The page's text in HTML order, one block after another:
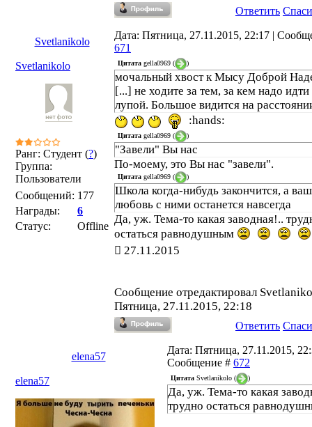
Ответить
Svetlanikolo
Дата: Пятница, 27.11.2015, 22:17 |
671
Svetlanikolo
Ранг: Студент (?)
Группа:
Пользователи
Сообщений: 177
Награды:
6
Статус:
Offline
Цитата gella0969 ( )
мочальный хвост к Мысу Доброй
[...] не ходите за тем, за кем надо идти
лупой. Большое видится на
:hands:
Цитата gella0969 ( )
"Завели" Вы нас
По-моему, это Вы нас "завели".
Цитата gella0969 ( )
Школа когда-нибудь закончится, а
любовь с ними останется навсегда
Да, уж. Тема-то какая заводная!..
остаться равнодушным
27.11.2015
Сообщение отредактировал
Пятница, 27.11.2015, 22:18
Ответить
elena57
Дата: Пятница, 27.11.2015,
Сообщение # 672
elena57
Цитата Svetlanikolo ( )
Да, уж. Тема-то какая
трудно остаться